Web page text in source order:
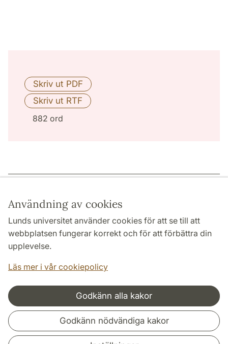
Användning av cookies
Lunds universitet använder cookies för att se till att
webbplatsen fungerar korrekt och för att förbättra din
upplevelse.
Läs mer i vår cookiepolicy
Godkänn alla kakor
Godkänn nödvändiga kakor
882 ord
HUMANISTISKA OCH TEOLOGISKA FAKULTETERNA
INSTITUTIONER
Samarbeten och nätverk